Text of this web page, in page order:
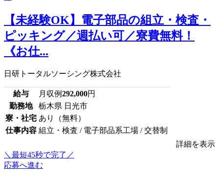
【未経験OK】電子部品の組立・検査・
ピッキング／週払い可／寮費無料！
《お仕...
日研トータルソーシング株式会社
給与 月収例292,000円
勤務地
栃木県 日光市
寮・社宅 あり（無料）
仕事内容 組立・検査 / 電子部品系工場 / 交替制
詳細を表示
＼最短45秒で完了／
応募へ進む